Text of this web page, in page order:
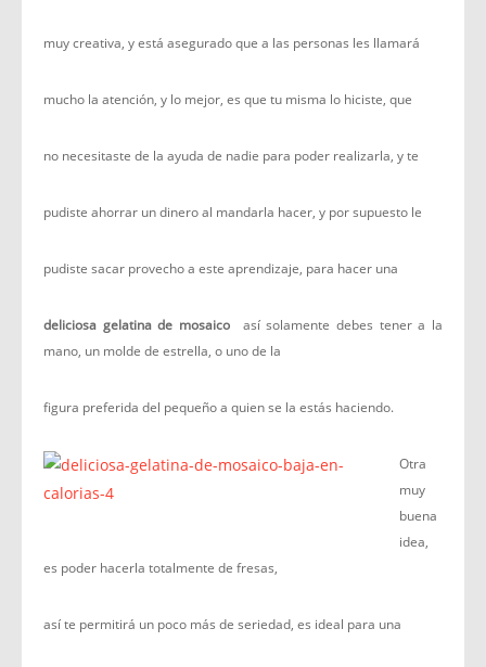
muy creativa, y está asegurado que a las personas les llamará
mucho la atención, y lo mejor, es que tu misma lo hiciste, que
no necesitaste de la ayuda de nadie para poder realizarla, y te
pudiste ahorrar un dinero al mandarla hacer, y por supuesto le
pudiste sacar provecho a este aprendizaje, para hacer una
deliciosa gelatina de mosaico
así solamente debes tener a la
mano, un molde de estrella, o uno de la
figura preferida del pequeño a quien se la estás haciendo.
Otra
muy
buena
idea,
es poder hacerla totalmente de fresas,
así te permitirá un poco más de seriedad, es ideal para una